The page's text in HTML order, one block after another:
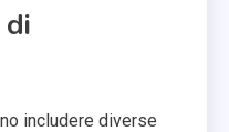
includere diverse